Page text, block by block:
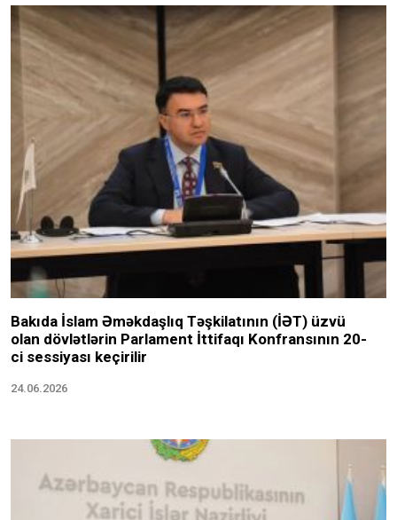
Bakıda İslam Əməkdaşlıq Təşkilatının (İƏT) üzvü
olan dövlətlərin Parlament İttifaqı Konfransının 20-
ci sessiyası keçirilir
24.06.2026